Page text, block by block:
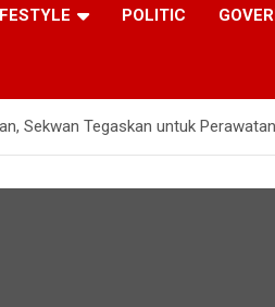
POLITIC
Sekwan Tegaskan untuk